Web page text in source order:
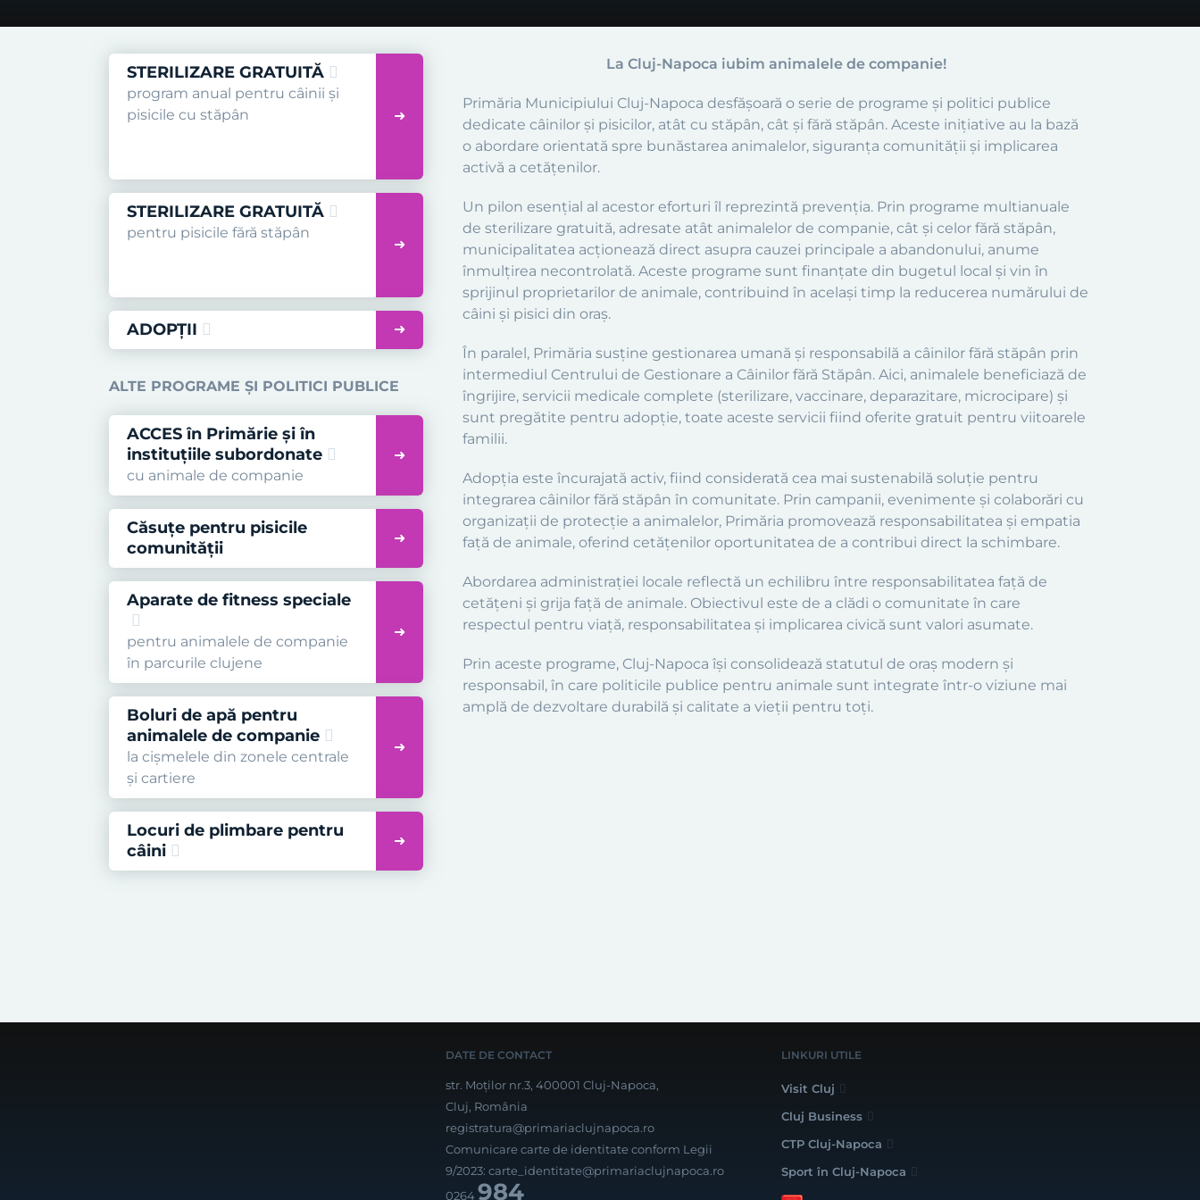
STERILIZARE GRATUITĂ
program anual pentru câinii și
pisicile cu stăpân
STERILIZARE GRATUITĂ
pentru pisicile fără stăpân
ADOPȚII
ALTE PROGRAME ȘI POLITICI PUBLICE
ACCES în Primărie și în
instituțiile subordonate
cu animale de companie
Căsuțe pentru pisicile
comunității
Aparate de fitness speciale
pentru animalele de companie
în parcurile clujene
Boluri de apă pentru
animalele de companie
la cișmelele din zonele centrale
și cartiere
Locuri de plimbare pentru
câini
La Cluj-Napoca iubim animalele de companie!
Primăria Municipiului Cluj-Napoca desfășoară o serie de programe și politici publice
dedicate câinilor și pisicilor, atât cu stăpân, cât și fără stăpân. Aceste inițiative au la bază
o abordare orientată spre bunăstarea animalelor, siguranța comunității și implicarea
activă a cetățenilor.
Un pilon esențial al acestor eforturi îl reprezintă prevenția. Prin programe multianuale
de sterilizare gratuită, adresate atât animalelor de companie, cât și celor fără stăpân,
municipalitatea acționează direct asupra cauzei principale a abandonului, anume
înmulțirea necontrolată. Aceste programe sunt finanțate din bugetul local și vin în
sprijinul proprietarilor de animale, contribuind în același timp la reducerea numărului de
câini și pisici din oraș.
În paralel, Primăria susține gestionarea umană și responsabilă a câinilor fără stăpân prin
intermediul Centrului de Gestionare a Câinilor fără Stăpân. Aici, animalele beneficiază de
îngrijire, servicii medicale complete (sterilizare, vaccinare, deparazitare, microcipare) și
sunt pregătite pentru adopție, toate aceste servicii fiind oferite gratuit pentru viitoarele
familii.
Adopția este încurajată activ, fiind considerată cea mai sustenabilă soluție pentru
integrarea câinilor fără stăpân în comunitate. Prin campanii, evenimente și colaborări cu
organizații de protecție a animalelor, Primăria promovează responsabilitatea și empatia
față de animale, oferind cetățenilor oportunitatea de a contribui direct la schimbare.
Abordarea administrației locale reflectă un echilibru între responsabilitatea față de
cetățeni și grija față de animale. Obiectivul este de a clădi o comunitate în care
respectul pentru viață, responsabilitatea și implicarea civică sunt valori asumate.
Prin aceste programe, Cluj-Napoca își consolidează statutul de oraș modern și
responsabil, în care politicile publice pentru animale sunt integrate într-o viziune mai
amplă de dezvoltare durabilă și calitate a vieții pentru toți.
DATE DE CONTACT
str. Moților nr.3, 400001 Cluj-Napoca,
Cluj, România
registratura@primariaclujnapoca.ro
Comunicare carte de identitate conform Legii
9/2023: carte_identitate@primariaclujnapoca.ro
0264984
LINKURI UTILE
Visit Cluj
Cluj Business
CTP Cluj-Napoca
Sport în Cluj-Napoca